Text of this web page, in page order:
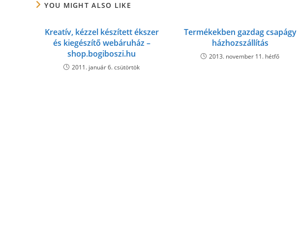
YOU MIGHT ALSO LIKE
Kreatív, kézzel készített ékszer
és kiegészítő webáruház –
shop.bogiboszi.hu
2011. január 6. csütörtök
Termékekben gazdag csapágy
házhozszállítás
2013. november 11. hétfő